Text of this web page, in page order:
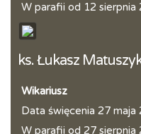
W parafii od 12 sierpnia
ks. Łukasz
Wikariusz
Data święcenia 27 maja
W parafii od 27 sierpnia